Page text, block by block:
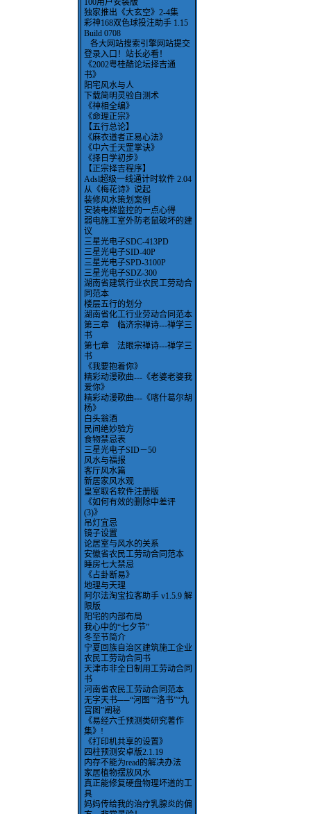
100用户安装版
独家推出《大玄空》2-4集
彩神168双色球投注助手 1.15
Build 0708
各大网站搜索引擎网站提交
登录入口！站长必看！
《2002粤桂酷论坛择吉通
书》
阳宅风水与人
下载简明灵验自测术
《神相全编》
《命理正宗》
【五行总论】
《麻衣道者正易心法》
《中六壬天罡掌诀》
《择日学初步》
【正宗择吉程序】
Adsl超级一线通计时软件 2.04
从《梅花诗》说起
装修风水策划案例
安装电梯监控的一点心得
弱电施工室外防老鼠破坏的建
议
三星光电子SDC-413PD
三星光电子SID-40P
三星光电子SPD-3100P
三星光电子SDZ-300
湖南省建筑行业农民工劳动合
同范本
楼层五行的划分
湖南省化工行业劳动合同范本
第三章 临济宗禅诗---禅学三
书
第七章 法眼宗禅诗---禅学三
书
《我要抱着你》
精彩动漫歌曲---《老婆老婆我
爱你》
精彩动漫歌曲---《喀什葛尔胡
杨》
白头翁酒
民间绝妙验方
食物禁忌表
三星光电子SID－50
风水与福报
客厅风水篇
新居家风水观
皇室取名软件注册版
《如何有效的删除中差评
(3)》
吊灯宜忌
镜子设置
论居室与风水的关系
安徽省农民工劳动合同范本
睡房七大禁忌
《占卦断易》
地理与天理
阿尔法淘宝拉客助手 v1.5.9 解
限版
阳宅的内部布局
我心中的“七夕节”
冬至节简介
宁夏回族自治区建筑施工企业
农民工劳动合同书
天津市非全日制用工劳动合同
书
河南省农民工劳动合同范本
无字天书──“河图”“洛书”“九
宫图”阐秘
《易经六壬预测类研究著作
集》!
《打印机共享的设置》
四柱预测安卓版2.1.19
内存不能为read的解决办法
家居植物摆放风水
真正能修复硬盘物理坏道的工
具
妈妈传给我的治疗乳腺炎的偏